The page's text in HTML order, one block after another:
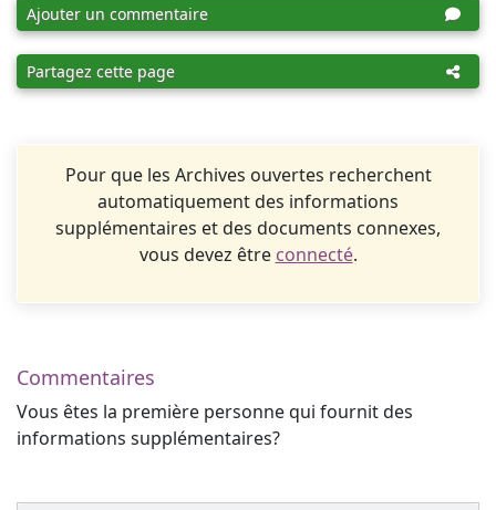
Ajouter un commentaire
Partagez cette page
Pour que les Archives ouvertes recherchent
automatiquement des informations
supplémentaires et des documents connexes,
vous devez être connecté.
Commentaires
Vous êtes la première personne qui fournit des
informations supplémentaires?